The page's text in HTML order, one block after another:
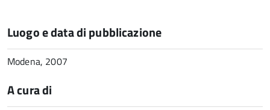
Luogo e data di pubblicazione
Modena, 2007
A cura di